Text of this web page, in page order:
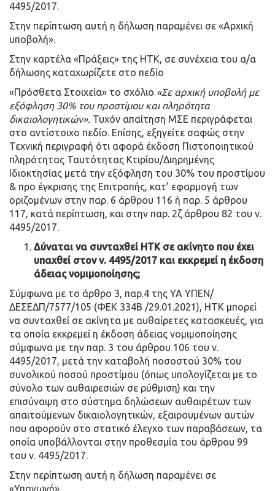
4495/2017.
Στην περίπτωση αυτή η δήλωση παραμένει σε «Αρχική
υποβολή».
Στην καρτέλα «Πράξεις» της ΗΤΚ, σε συνέχεια του α/α
δήλωσης καταχωρίζετε στο πεδίο
«Πρόσθετα Στοιχεία» το σχόλιο «Σε αρχική υποβολή με
εξόφληση 30% του προστίμου και πληρότητα
δικαιολογητικών». Τυχόν απαίτηση ΜΣΕ περιγράφεται
στο αντίστοιχο πεδίο. Επίσης, εξηγείτε σαφώς στην
Τεχνική περιγραφή ότι αφορά έκδοση Πιστοποιητικού
πληρότητας Ταυτότητας Κτιρίου/Διηρημένης
Ιδιοκτησίας μετά την εξόφληση του 30% του προστίμου
& προ έγκρισης της Επιτροπής, κατ’ εφαρμογή των
οριζομένων στην παρ. 6 άρθρου 116 ή παρ. 5 άρθρου
117, κατά περίπτωση, και στην παρ. 2ζ άρθρου 82 του ν.
4495/2017.
Δύναται να συνταχθεί ΗΤΚ σε ακίνητο που έχει
υπαχθεί στον ν. 4495/2017 και εκκρεμεί η έκδοση
άδειας νομιμοποίησης;
Σύμφωνα με το άρθρο 3, παρ.4 της ΥΑ ΥΠΕΝ/
ΔΕΣΕΔΠ/7577/105 (ΦΕΚ 334Β /29.01.2021), ΗΤΚ μπορεί
να συνταχθεί σε ακίνητα με αυθαίρετες κατασκευές, για
τα οποία εκκρεμεί η έκδοση άδειας νομιμοποίησης
σύμφωνα με την παρ. 3 του άρθρου 106 του ν.
4495/2017, μετά την καταβολή ποσοστού 30% του
συνολικού ποσού προστίμου (όπως υπολογίζεται με το
σύνολο των αυθαιρεσιών σε ρύθμιση) και την
επισύναψη στο σύστημα δηλώσεων αυθαιρέτων των
απαιτούμενων δικαιολογητικών, εξαιρουμένων αυτών
που αφορούν στο στατικό έλεγχο των παραβάσεων, τα
οποία υποβάλλονται στην προθεσμία του άρθρου 99
του ν. 4495/2017.
Στην περίπτωση αυτή η δήλωση παραμένει σε
«Υπαγωγή».